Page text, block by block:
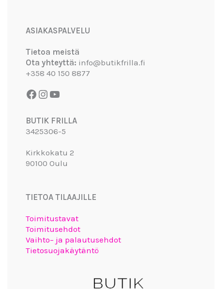
ASIAKASPALVELU
Tietoa meistä
Ota yhteyttä: info@butikfrilla.fi
+358 40 150 8877
BUTIK FRILLA
3425306-5
Kirkkokatu 2
90100 Oulu
TIETOA TILAAJILLE
Toimitustavat
Toimitusehdot
Vaihto– ja palautusehdot
Tietosuojakäytäntö